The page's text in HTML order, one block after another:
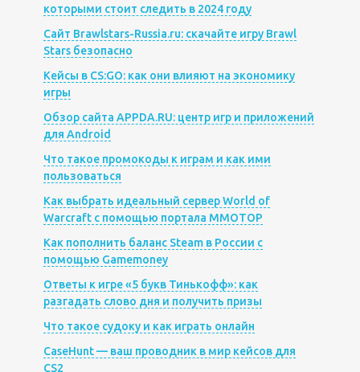
которыми стоит следить в 2024 году
Сайт Brawlstars-Russia.ru: скачайте игру Brawl
Stars безопасно
Кейсы в CS:GO: как они влияют на экономику
игры
Обзор сайта APPDA.RU: центр игр и приложений
для Android
Что такое промокоды к играм и как ими
пользоваться
Как выбрать идеальный сервер World of
Warcraft с помощью портала MMOTOP
Как пополнить баланс Steam в России с
помощью Gamemoney
Ответы к игре «5 букв Тинькофф»: как
разгадать слово дня и получить призы
Что такое судоку и как играть онлайн
CaseHunt — ваш проводник в мир кейсов для
CS2